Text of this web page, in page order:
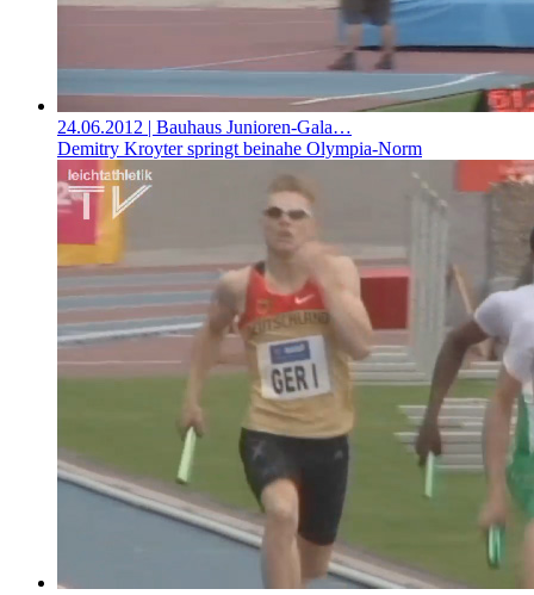
24.06.2012 | Bauhaus Junioren-Gala…
Demitry Kroyter springt beinahe Olympia-Norm